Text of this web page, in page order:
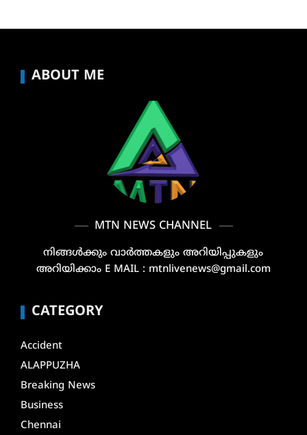
ABOUT ME
MTN NEWS CHANNEL
നിങ്ങൾക്കും വാർത്തകളും അറിയിപ്പുകളും
അറിയിക്കാം E MAIL : mtnlivenews@gmail.com
CATEGORY
Accident
ALAPPUZHA
Breaking News
Business
Chennai